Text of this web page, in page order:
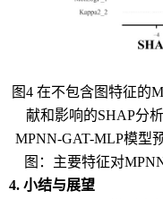
图4在不包含图特征的
献和影响的SHAP分
MPNN-GAT-MLP模型
图：主要特征对
4.小结与展望